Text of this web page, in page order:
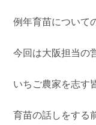
例年育苗について
今回は大阪担当の
いちご農家を志す
育苗の話しをする